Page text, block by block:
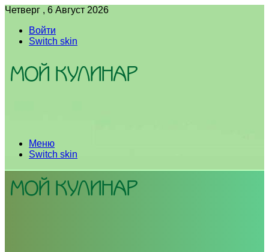
Четверг , 6 Август 2026
Войти
Switch skin
Меню
Switch skin